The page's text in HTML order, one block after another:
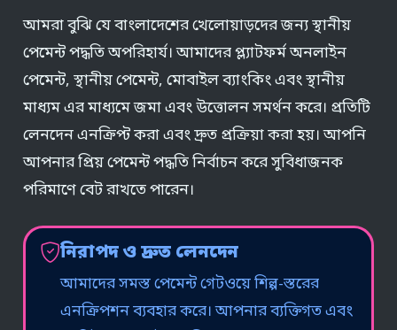
আমরা বুঝি যে বাংলাদেশের খেলোয়াড়দের জন্য স্থানীয়
পেমেন্ট পদ্ধতি অপরিহার্য। আমাদের প্ল্যাটফর্ম অনলাইন
পেমেন্ট, স্থানীয় পেমেন্ট, মোবাইল ব্যাংকিং এবং স্থানীয়
মাধ্যম এর মাধ্যমে জমা এবং উত্তোলন সমর্থন করে। প্রতিটি
লেনদেন এনক্রিপ্ট করা এবং দ্রুত প্রক্রিয়া করা হয়। আপনি
আপনার প্রিয় পেমেন্ট পদ্ধতি নির্বাচন করে সুবিধাজনক
পরিমাণে বেট রাখতে পারেন।
নিরাপদ ও দ্রুত লেনদেন
আমাদের সমস্ত পেমেন্ট গেটওয়ে শিল্প-স্তরের
এনক্রিপশন ব্যবহার করে। আপনার ব্যক্তিগত এবং